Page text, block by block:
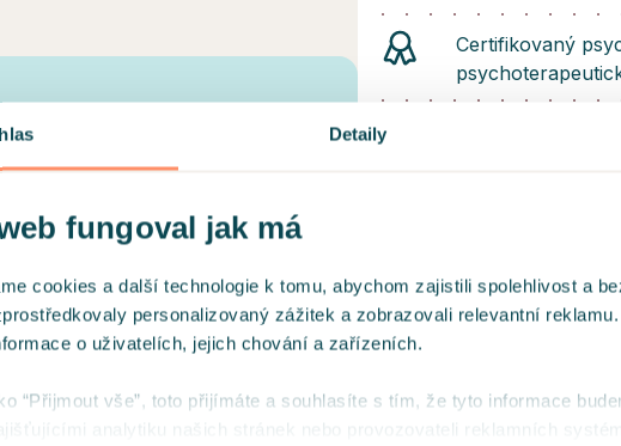
Detaily
fungoval jak má
cookies a další technologie k tomu, abychom zajistili spolehlivost a
personalizovaný zážitek a zobrazovali relevantní
o uživatelích, jejich chování a zařízeních.
“Přijmout vše”, toto přijímáte a souhlasíte s tím, že tyto informace
analytiku našich stránek nebo provozovateli reklamních
Dekanovou našla. Vůči mým
a vstřícně. Je mi velkou
konečně cítím, že se posouvám
a byla prijemna.
Certifikovaný
2-ročný výcvik v
Výcvik v
2021
Výcvik v
poradenstve
2019-2020